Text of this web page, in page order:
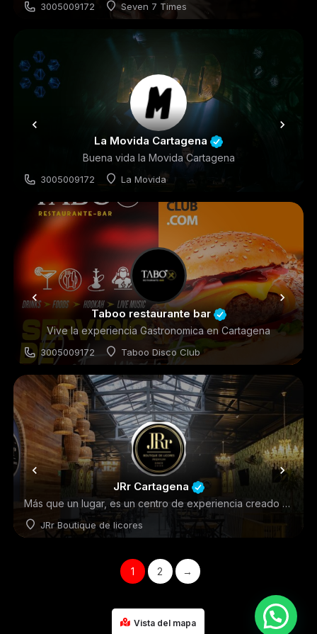
3005009172 Seven 7 Times
La Movida Cartagena
Buena vida la Movida Cartagena
3005009172 La Movida
Discoteca
Taboo restaurante bar
Vive la experiencia Gastronomica en Cartagena
3005009172 Taboo Disco Club
Restaurantes
JRr Cartagena
Más que un lugar, es un centro de experiencia creado para que te relajes, disfrutes y cele
JRr Boutique de licores
1
2 →
Vista del mapa